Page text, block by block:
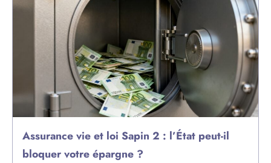
Assurance vie et loi Sapin 2 : l’État peut-il
bloquer votre épargne ?